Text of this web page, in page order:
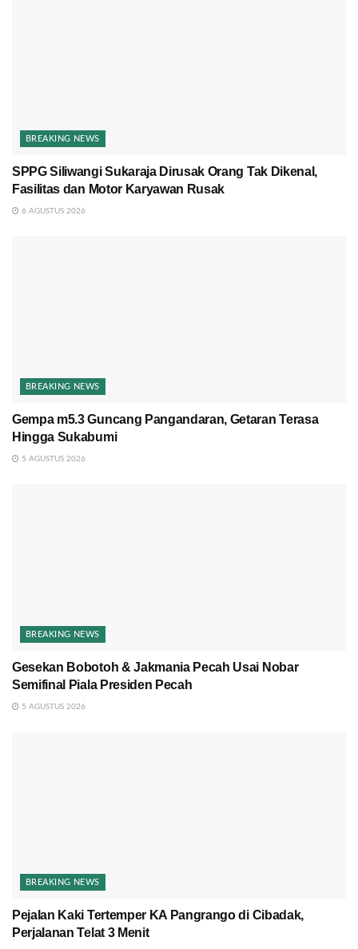
BREAKING NEWS
SPPG Siliwangi Sukaraja Dirusak Orang Tak Dikenal,
Fasilitas dan Motor Karyawan Rusak
6 AGUSTUS 2026
BREAKING NEWS
Gempa m5.3 Guncang Pangandaran, Getaran Terasa
Hingga Sukabumi
5 AGUSTUS 2026
BREAKING NEWS
Gesekan Bobotoh & Jakmania Pecah Usai Nobar
Semifinal Piala Presiden Pecah
5 AGUSTUS 2026
BREAKING NEWS
Pejalan Kaki Tertemper KA Pangrango di Cibadak,
Perjalanan Telat 3 Menit